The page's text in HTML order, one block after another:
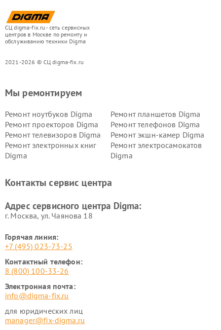
СЦ digma-fix.ru - сеть сервисных
центров в Москве по ремонту и
обслуживанию техники Digma
2021-2026 © СЦ digma-fix.ru
Мы ремонтируем
Ремонт ноутбуков Digma
Ремонт планшетов Digma
Ремонт проекторов Digma
Ремонт телефонов Digma
Ремонт телевизоров Digma
Ремонт экшн-камер Digma
Ремонт электронных книг
Digma
Ремонт электросамокатов
Digma
Контакты сервис центра
Адрес сервисного центра Digma:
г. Москва, ул. Чаянова 18
Горячая линия:
+7 (495) 023-73-25
Контактный телефон:
8 (800) 100-33-26
Электронная почта:
info@digma-fix.ru
для юридических лиц
manager@fix-digma.ru